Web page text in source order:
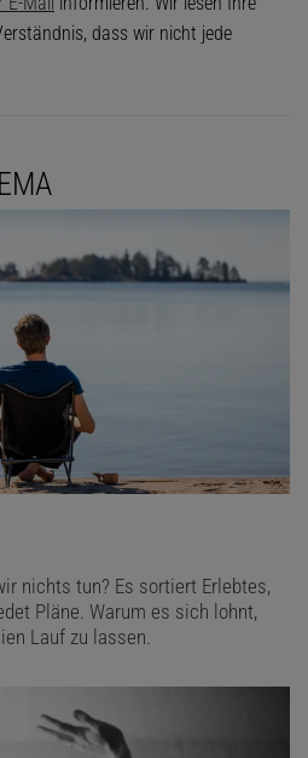
dass wir nicht jede
nichts tun? Es sortiert Erlebtes,
Pläne. Warum es sich lohnt,
Lauf zu lassen.